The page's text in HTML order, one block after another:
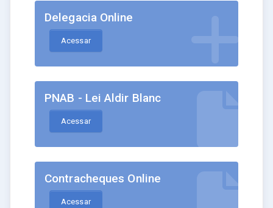
Delegacia Online
Acessar
PNAB - Lei Aldir Blanc
Acessar
Contracheques Online
Acessar